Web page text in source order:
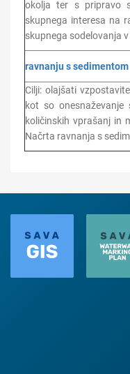
okolja ter s pripravo
skupnega interesa na
skupnega sodelovanja
ravnanju s sedimentom
Cilji: olajšati
kot so onesnaževanje
količinskih vprašanj in
Načrta ravnanja s